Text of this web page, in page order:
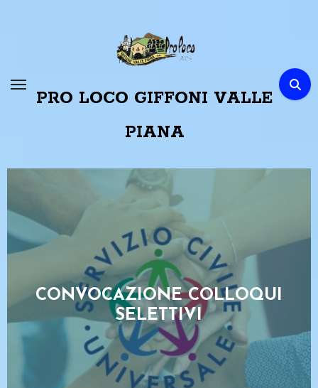
PRO LOCO GIFFONI VALLE
PIANA
CONVOCAZIONE COLLOQUI
SELETTIVI